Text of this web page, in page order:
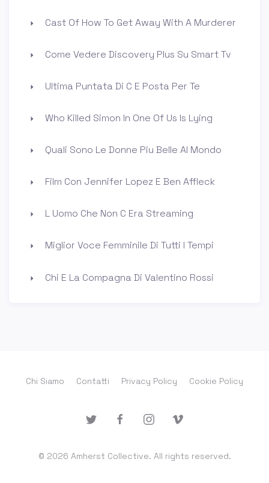
Cast Of How To Get Away With A Murderer
Come Vedere Discovery Plus Su Smart Tv
Ultima Puntata Di C E Posta Per Te
Who Killed Simon In One Of Us Is Lying
Quali Sono Le Donne Piu Belle Al Mondo
Film Con Jennifer Lopez E Ben Affleck
L Uomo Che Non C Era Streaming
Miglior Voce Femminile Di Tutti I Tempi
Chi E La Compagna Di Valentino Rossi
Chi Siamo Contatti Privacy Policy Cookie Policy
© 2026 Amherst Collective. All rights reserved.